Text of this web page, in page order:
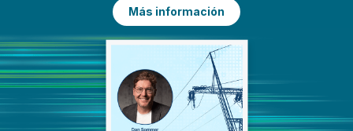
Más información